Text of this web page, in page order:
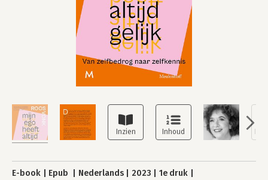
E-book Epub Nederlands 2023
1e druk